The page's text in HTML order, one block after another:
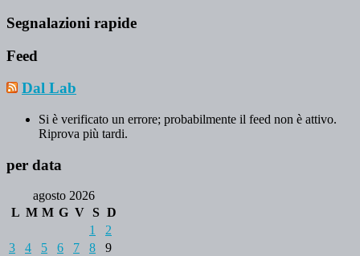
Segnalazioni rapide
Feed
Dal Lab
Si è verificato un errore; probabilmente il feed non è attivo.
Riprova più tardi.
per data
agosto 2026
L M M G V S D
1
2
3
4 5 6 7 8
9